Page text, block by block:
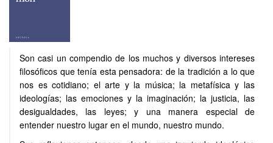
Son casi un compendio de los muchos y diversos intereses
filosóficos que tenía esta pensadora: de la tradición a lo que
nos es cotidiano; el arte y la música; la metafísica y las
ideologías; las emociones y la imaginación; la justicia, las
desigualdades, las leyes; y una manera especial de
entender nuestro lugar en el mundo, nuestro mundo.